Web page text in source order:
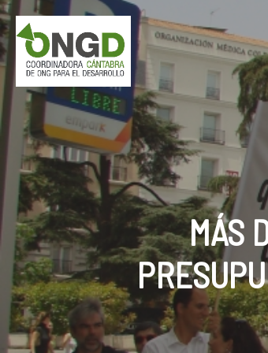
Skip
to
main
content
MÁS